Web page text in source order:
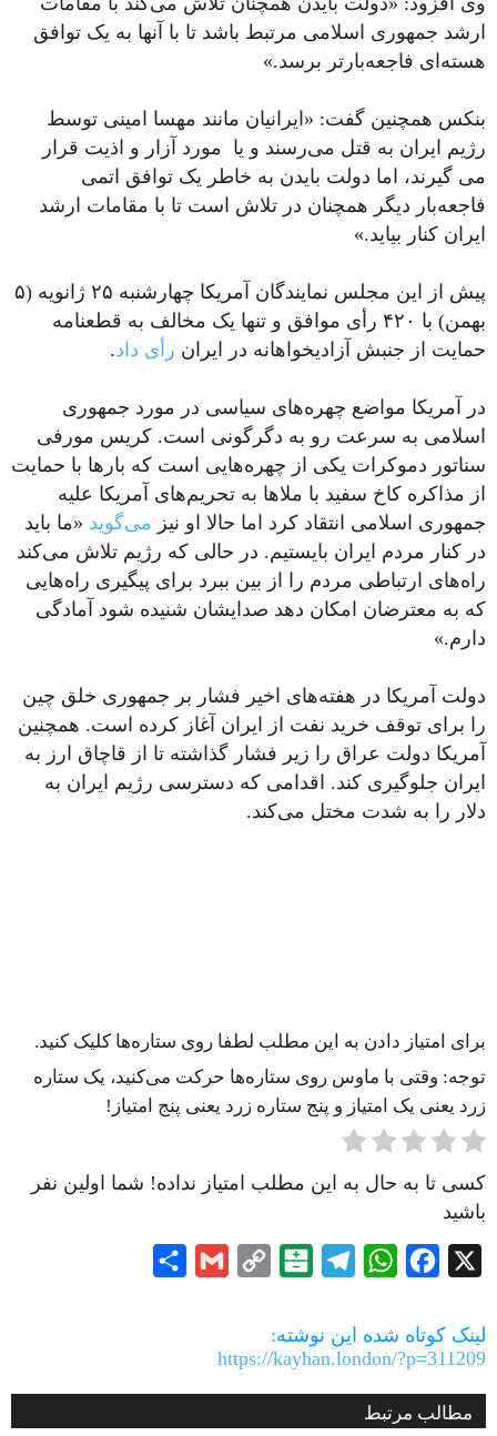
ارشد جمهوری اسلامی مرتبط باشد تا با آنها به یک توافق
هسته‌ای فاجعه‌بارتر برسد.»
بنکس همچنین گفت: «ایرانیان مانند مهسا امینی توسط
رژیم ایران به قتل می‌رسند و یا مورد آزار و اذیت قرار
می گیرند، اما دولت بایدن به خاطر یک توافق اتمی
فاجعه‌بار دیگر همچنان در تلاش است تا با مقامات ارشد
ایران کنار بیاید.»
پیش از این مجلس نمایندگان آمریکا چهارشنبه ۲۵ ژانویه (۵
بهمن) با ۴۲۰ رأی موافق و تنها یک مخالف به قطعنامه
حمایت از جنبش آزادیخواهانه در ایران رأی داد.
در آمریکا مواضع چهره‌های سیاسی در مورد جمهوری
اسلامی به سرعت رو به دگرگونی است. کریس مورفی
سناتور دموکرات یکی از چهره‌هایی است که بارها با حمایت
از مذاکره کاخ سفید با ملاها به تحریم‌های آمریکا علیه
جمهوری اسلامی انتقاد کرد اما حالا او نیز می‌گوید «ما باید
در کنار مردم ایران بایستیم. در حالی که رژیم تلاش می‌کند
راه‌های ارتباطی مردم را از بین ببرد برای پیگیری راه‌هایی
که به معترضان امکان دهد صدایشان شنیده شود آمادگی
دارم.»
دولت آمریکا در هفته‌های اخیر فشار بر جمهوری خلق چین
را برای توقف خرید نفت از ایران آغاز کرده است. همچنین
آمریکا دولت عراق را زیر فشار گذاشته تا از قاچاق ارز به
ایران جلوگیری کند. اقدامی که دسترسی رژیم ایران به
دلار را به شدت مختل می‌کند.
برای امتیاز دادن به این مطلب لطفا روی ستاره‌ها کلیک کنید.
توجه: وقتی با ماوس روی ستاره‌ها حرکت می‌کنید، یک ستاره
زرد یعنی یک امتیاز و پنج ستاره زرد یعنی پنج امتیاز!
کسی تا به حال به این مطلب امتیاز نداده! شما اولین نفر
باشید
X
Facebook
WhatsApp
Telegram
Balatarin
Copy
Gmail
لینک کوتاه شده این نوشته:
https://kayhan.london/?p=311209
مطالب مرتبط